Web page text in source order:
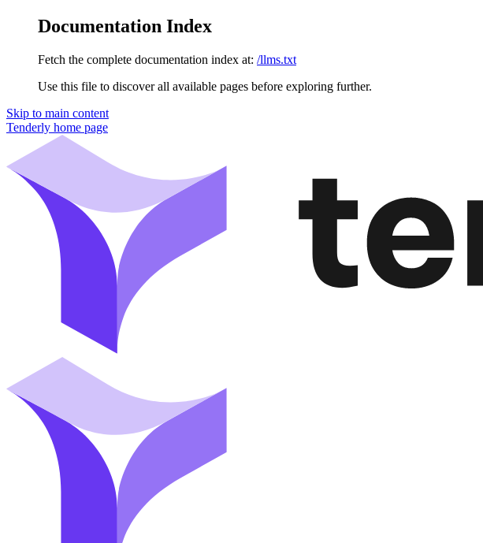
Documentation Index
Fetch the complete documentation index at: /llms.txt
Use this file to discover all available pages before exploring further.
Skip to main content
Tenderly home page